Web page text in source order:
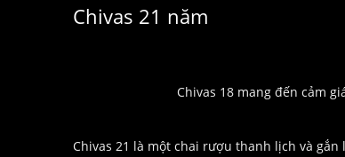
Chivas 21 năm
Chivas 18 mang đến cảm
Chivas 21 là một chai rượu thanh lịch và